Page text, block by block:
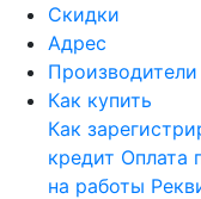
Скидки
Адрес
Производители
Как купить
Как
кредит Оплата
на работы